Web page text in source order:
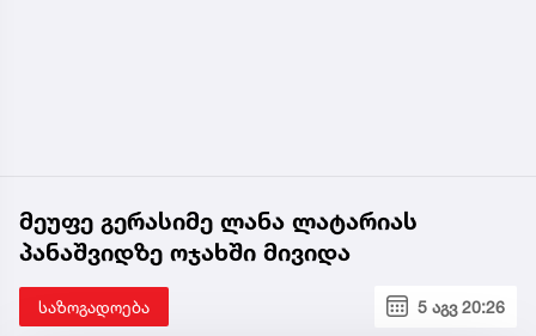
მეუფე გერასიმე ლანა ლატარიას
პანაშვიდზე ოჯახში მივიდა
საზოგადოება 5 აგვ 20:26